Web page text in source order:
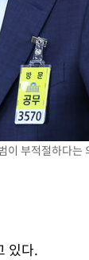
부적절하다는
있다.